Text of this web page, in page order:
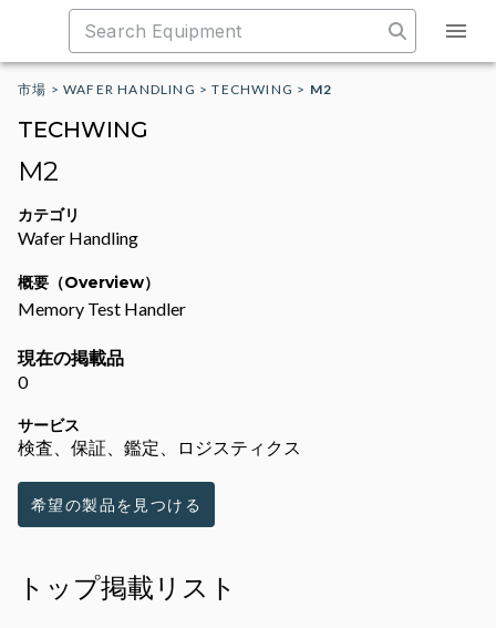
市場 >WAFER HANDLING >TECHWING > M2
TECHWING
M2
カテゴリ
Wafer Handling
概要（Overview）
Memory Test Handler
現在の掲載品
0
サービス
検査、保証、鑑定、ロジスティクス
希望の製品を見つける
トップ掲載リスト